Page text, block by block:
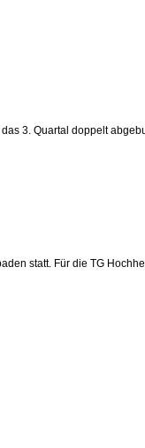
3. Quartal doppelt
statt. Für die TG